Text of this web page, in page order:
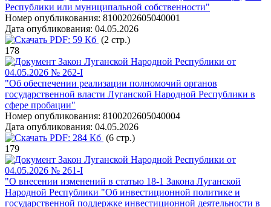
Республики или муниципальной собственности"
Номер опубликования: 8100202605040001
Дата опубликования: 04.05.2026
PDF: 59 Кб (2 стр.)
178
Закон Луганской Народной Республики от
04.05.2026 № 262-I
"Об обеспечении реализации полномочий органов
государственной власти Луганской Народной Республики в
сфере пробации"
Номер опубликования: 8100202605040004
Дата опубликования: 04.05.2026
PDF: 284 Кб (6 стр.)
179
Закон Луганской Народной Республики от
04.05.2026 № 261-I
"О внесении изменений в статью 18-1 Закона Луганской
Народной Республики "Об инвестиционной политике и
государственной поддержке инвестиционной деятельности в